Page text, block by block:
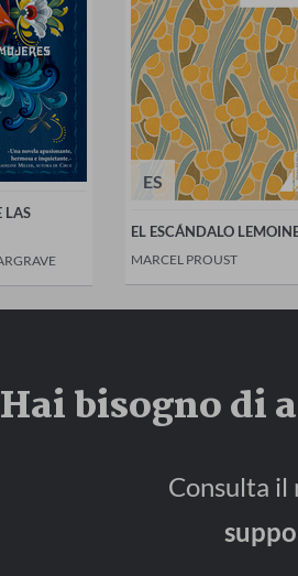
LAS
ES
EL ESCÁNDALO
MARCEL PROUST
Hai bisogno di
Consulta